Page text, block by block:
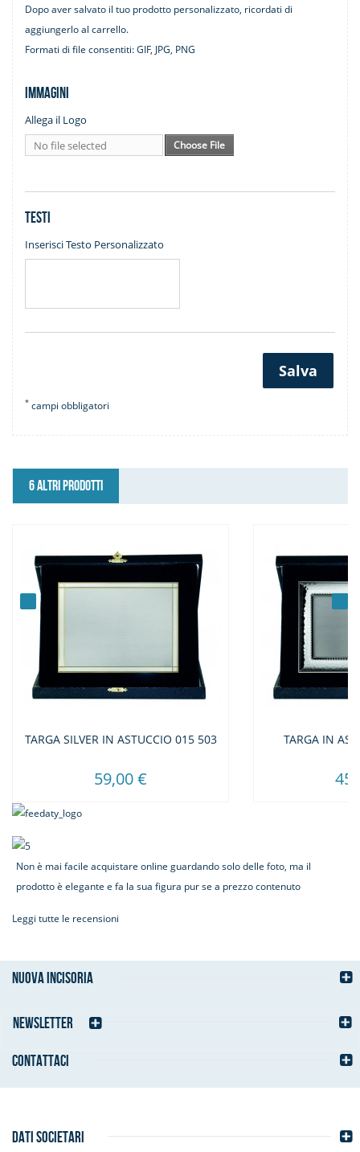
Dopo aver salvato il tuo prodotto personalizzato, ricordati di
aggiungerlo al carrello.
Formati di file consentiti: GIF, JPG, PNG
Immagini
Allega il Logo
No file selected
Choose File
Testi
Inserisci Testo Personalizzato
Salva
* campi obbligatori
6 ALTRI PRODOTTI
TARGA SILVER IN ASTUCCIO 015 503
59,00 €
TARGA IN
Non è mai facile acquistare online guardando solo delle foto, ma il
prodotto è elegante e fa la sua figura pur se a prezzo contenuto
Leggi tutte le recensioni
NUOVA INCISORIA
NEWSLETTER
CONTATTACI
DATI SOCIETARI